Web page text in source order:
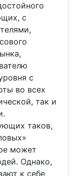
с
с
во всех
так и
таков,
может
Однако,
к себе